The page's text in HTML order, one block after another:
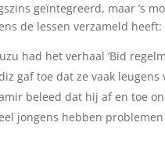
geïntegreerd, maar ’s
de lessen verzameld heeft:
had het verhaal ‘Bid
gaf toe dat ze vaak
beleed dat hij af en toe
jongens hebben